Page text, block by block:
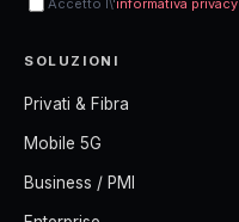
SOLUZIONI
Privati & Fibra
Mobile 5G
Business / PMI